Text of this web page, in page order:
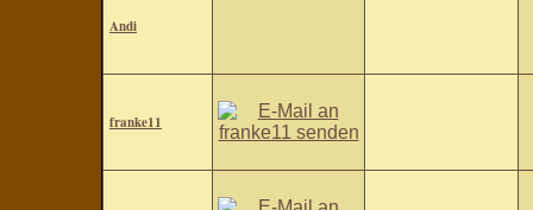
Andi
franke11